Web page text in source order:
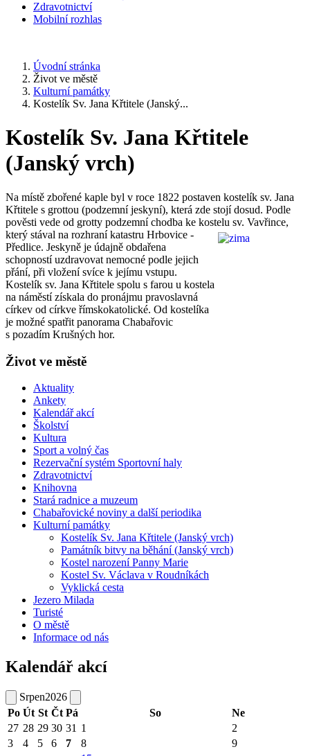
Zdravotnictví
Mobilní rozhlas
Úvodní stránka
Život ve městě
Kulturní památky
Kostelík Sv. Jana Křtitele (Janský...
Kostelík Sv. Jana Křtitele
(Janský vrch)
Na místě zbořené kaple byl v roce 1822 postaven kostelík sv. Jana
Křtitele s grottou (podzemní jeskyní), která zde stojí dosud. Podle
pověsti vede od grotty podzemní chodba ke kostelu sv. Vavřince,
který stával na rozhraní katastru Hrbovice -
Předlice. Jeskyně je údajně obdařena
schopností uzdravovat nemocné podle jejich
přání, při vložení svíce k jejímu vstupu.
Kostelík sv. Jana Křtitele spolu s farou u kostela
na náměstí získala do pronájmu pravoslavná
církev od církve římskokatolické. Od kostelíka
je možné spatřit panorama Chabařovic
s pozadím Krušných hor.
Život ve městě
Aktuality
Ankety
Kalendář akcí
Školství
Kultura
Sport a volný čas
Rezervační systém Sportovní haly
Zdravotnictví
Knihovna
Stará radnice a muzeum
Chabařovické noviny a další periodika
Kulturní památky
Kostelík Sv. Jana Křtitele (Janský vrch)
Památník bitvy na běhání (Janský vrch)
Kostel narození Panny Marie
Kostel Sv. Václava v Roudníkách
Vyklická cesta
Jezero Milada
Turisté
O městě
Informace od nás
Kalendář akcí
Srpen2026
Po Út St Čt Pá So
Ne
27 28 29 30 31 1
2
3
4 5 6 7 8
9